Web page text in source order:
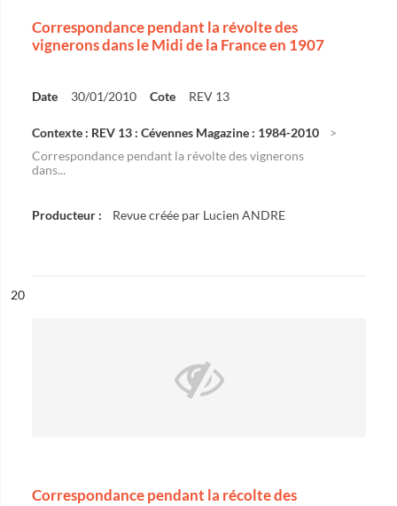
Correspondance pendant la révolte des
vignerons dans le Midi de la France en 1907
Date 30/01/2010 Cote REV 13
Contexte : REV 13 : Cévennes Magazine : 1984-2010
Correspondance pendant la révolte des vignerons
dans...
Producteur : Revue créée par Lucien ANDRE
n°
20
Correspondance pendant la récolte des